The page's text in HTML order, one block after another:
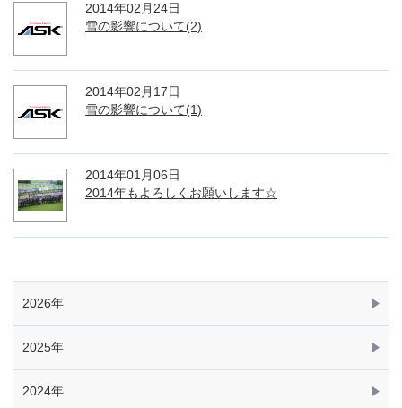
2026年
2025年
2024年
2014年02月24日
雪の影響について(2)
2014年02月17日
雪の影響について(1)
2014年01月06日
2014年もよろしくお願いします☆